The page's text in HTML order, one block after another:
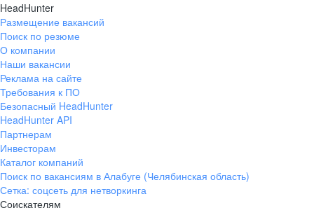
HeadHunter
Размещение вакансий
Поиск по резюме
О компании
Наши вакансии
Реклама на сайте
Требования к ПО
Безопасный HeadHunter
HeadHunter API
Партнерам
Инвесторам
Каталог компаний
Поиск по вакансиям в Алабуге (Челябинская область)
Сетка: соцсеть для нетворкинга
Соискателям